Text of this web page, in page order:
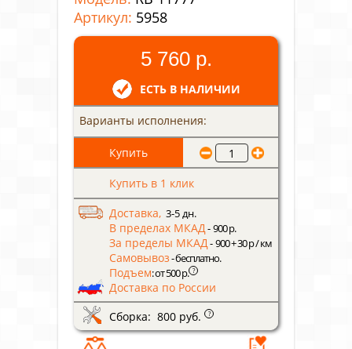
Артикул: 5958
5 760 р.
ЕСТЬ В НАЛИЧИИ
Варианты исполнения:
Купить в 1 клик
Доставка, 3-5 дн.
В пределах МКАД- 900 р.
За пределы МКАД- 900 + 30 р / км
Самовывоз- бесплатно.
Подъем: от 500 р. ?
Доставка по России
Сборка: 800 руб.
?